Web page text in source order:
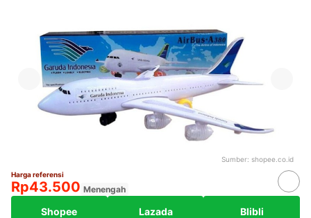
Sumber: shopee.co.id
Harga referensi
Rp43.500 Menengah
Shopee Lazada Blibli